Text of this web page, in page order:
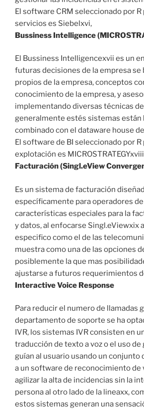
El software CRM seleccionado por
servicios es Siebelxvi,
Bussiness Intelligence
El Bussiness Intelligencexvii es un
futuras decisiones de la empresa se
propios de la empresa, conceptos
conocimiento de la empresa, y
implementando diversas técnicas
generalmente estés sistemas están
combinado con el dataware house
El software de BI seleccionado por R
explotación es
Facturación (Singl.eView
Es un sistema de facturación
específicamente para operadores
características especiales para la
y datos, al enfocarse Singl.eViewxix
especifico como el de las
muestra como una de las opciones
posiblemente la que mas
ajustarse a futuros requerimientos
Interactive Voice Response
Para reducir el numero de llamadas
departamento de soporte se ha
IVR, los sistemas IVR consisten en
traducción de texto a voz o el uso de
guían al usuario usando un conjunto
a un software de reconocimiento de
agilizar la alta de incidencias sin la
persona al otro lado de la lineaxx,
estos sistemas generan una